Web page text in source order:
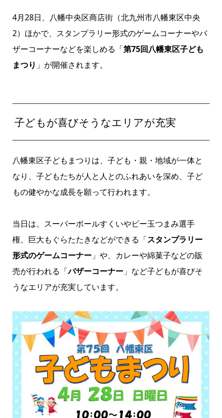
4月28日、八幡中央区商店街（北九州市八幡東区中央
2）ほかで、スタンプラリー形式のゲームコーナーやバ
ザーコーナーなどを楽しめる「第75回八幡東区子ども
まつり 」が開催されます。
子どもが喜びそうなエリアが充実
八幡東区子どもまつりは、子ども・親・地域が一体と
なり、子どもたちが人と人とのふれあいを深め、子ど
もの健やかな成長を願って行われます。
当日は、スーパーボールすくいやビー玉つまみ選手
権、巨大もぐらたたきなどができる「スタンプラリー
形式のゲームコーナー」や、カレーや綿菓子などの販
売が行われる「バザーコーナー」など子どもが喜びそ
うなエリアが充実しています。